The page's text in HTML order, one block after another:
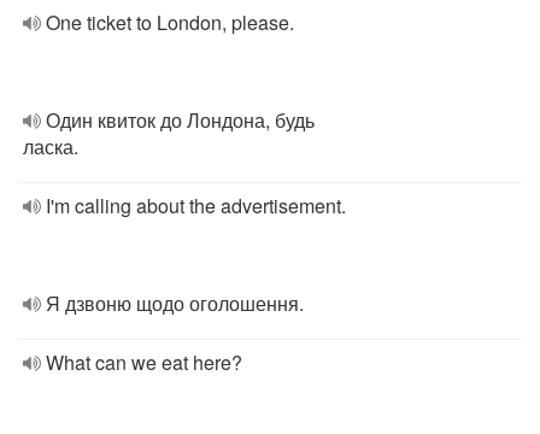
One ticket to London, please.
Один квиток до Лондона, будь
ласка.
I'm calling about the advertisement.
Я дзвоню щодо оголошення.
What can we eat here?